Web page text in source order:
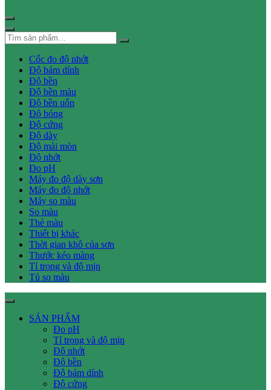
Cốc đo độ nhớt
Độ bám dính
Độ bền
Độ bền màu
Độ bền uốn
Độ bóng
Độ cứng
Độ dày
Độ mài mòn
Độ nhớt
Đo pH
Máy đo độ dày sơn
Máy đo độ nhớt
Máy so màu
So màu
Thẻ màu
Thiết bị khác
Thời gian khô của sơn
Thước kéo màng
Tỉ trọng và độ mịn
Tủ so màu
SẢN PHẨM
Đo pH
Tỉ trọng và độ mịn
Độ nhớt
Độ bền
Độ bám dính
Độ cứng